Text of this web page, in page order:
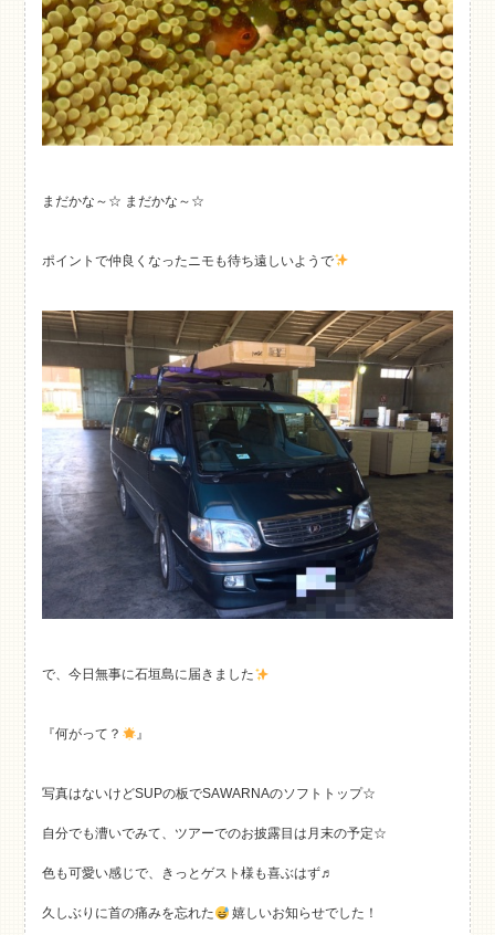
まだかな～☆ まだかな～☆
ポイントで仲良くなったニモも待ち遠しいようで
で、今日無事に石垣島に届きました
『何がって？ 』
写真はないけどSUPの板でSAWARNAのソフトトップ☆
自分でも漕いでみて、ツアーでのお披露目は月末の予定☆
色も可愛い感じで、きっとゲスト様も喜ぶはず♬
久しぶりに首の痛みを忘れた 嬉しいお知らせでした！